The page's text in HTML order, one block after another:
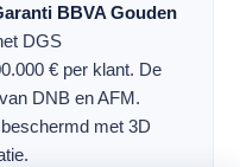
BBVA Gouden
DGS
€ per klant. De
DNB en AFM.
met 3D